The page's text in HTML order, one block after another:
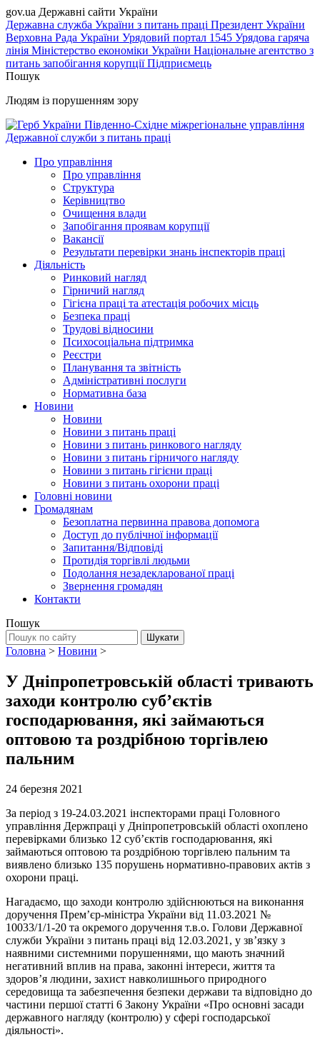
gov.ua Державні сайти України
Державна служба України з питань праці Президент України
Верховна Рада України Урядовий портал 1545 Урядова гаряча
лінія Міністерство економіки України Національне агентство з
питань запобігання корупціїПідприємець
Пошук
Людям із порушенням зору
Південно-Східне міжрегіональне управління
Державної служби з питань праці
Про управління
Про управління
Структура
Керівництво
Очищення влади
Запобігання проявам корупції
Вакансії
Результати перевірки знань інспекторів праці
Діяльність
Ринковий нагляд
Гірничий нагляд
Гігієна праці та атестація робочих місць
Безпека праці
Трудові відносини
Психосоціальна підтримка
Реєстри
Планування та звітність
Адміністративні послуги
Нормативна база
Новини
Новини
Новини з питань праці
Новини з питань ринкового нагляду
Новини з питань гірничого нагляду
Новини з питань гігієни праці
Новини з питань охорони праці
Головні новини
Громадянам
Безоплатна первинна правова допомога
Доступ до публічної інформації
Запитання/Відповіді
Протидія торгівлі людьми
Подолання незадекларованої праці
Звернення громадян
Контакти
Пошук
Головна > Новини >
У Дніпропетровській області тривають
заходи контролю суб’єктів
господарювання, які займаються
оптовою та роздрібною торгівлею
пальним
24 березня 2021
За період з 19-24.03.2021 інспекторами праці Головного
управління Держпраці у Дніпропетровській області охоплено
перевірками близько 12 суб’єктів господарювання, які
займаються оптовою та роздрібною торгівлею пальним та
виявлено близько 135 порушень нормативно-правових актів з
охорони праці.
Нагадаємо, що заходи контролю здійснюються на виконання
доручення Прем’єр-міністра України від 11.03.2021 №
10033/1/1-20 та окремого доручення т.в.о. Голови Державної
служби України з питань праці від 12.03.2021, у зв’язку з
наявними системними порушеннями, що мають значний
негативний вплив на права, законні інтереси, життя та
здоров’я людини, захист навколишнього природного
середовища та забезпечення безпеки держави та відповідно до
частини першої статті 6 Закону України «Про основні засади
державного нагляду (контролю) у сфері господарської
діяльності».